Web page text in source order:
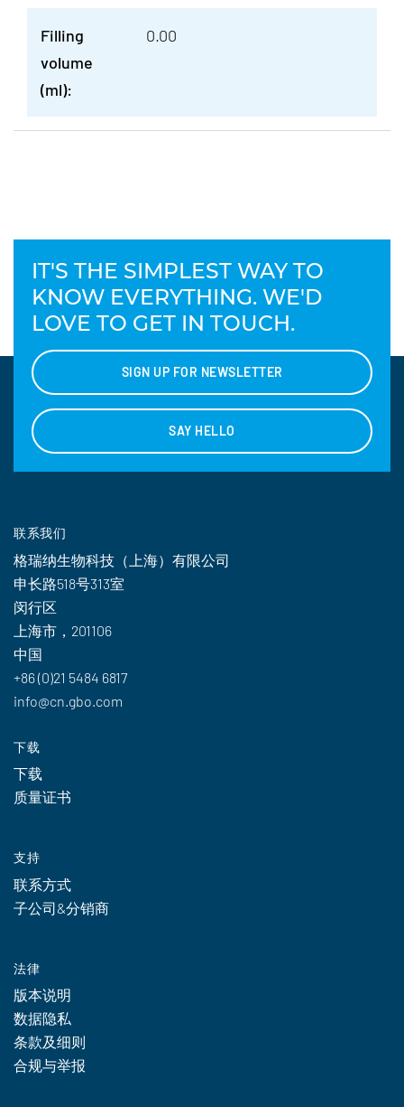
Filling
volume
(ml):
0.00
IT'S THE SIMPLEST WAY TO
KNOW EVERYTHING. WE'D
LOVE TO GET IN TOUCH.
SIGN UP FOR NEWSLETTER
SAY HELLO
联系我们
格瑞纳生物科技（上海）有限公司
申长路518号313室
闵行区
上海市，201106
中国
+86 (0)21 5484 6817
info@cn.gbo.com
下载
下载
质量证书
支持
联系方式
子公司&分销商
法律
版本说明
数据隐私
条款及细则
合规与举报